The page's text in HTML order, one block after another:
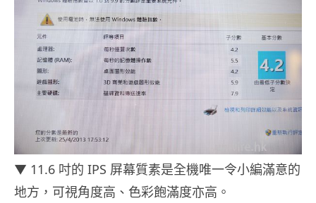
▼ 11.6 吋的 IPS 屏幕質素是全機唯一令小編滿意的
地方，可視角度高、色彩飽滿度亦高。